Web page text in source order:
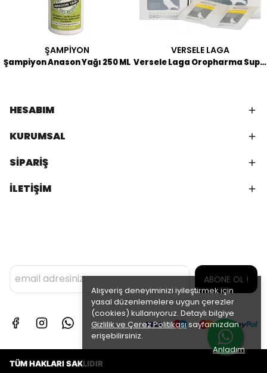
Alışveriş deneyiminizi iyileştirmek için
yasal düzenlemelere uygun çerezler
(cookies) kullanıyoruz. Detaylı bilgiye
Gizlilik ve Çerez Politikasısayfamızdan
erişebilirsiniz.
Anladım
ŞAMPİYON
Şampiyon Anason Yağı 250 ML
VERSELE LAGA
Versele Laga Oropharma Supervit Güvercin Vitamin-iz Element Karışımı (40 Adet)
HESABIM
KURUMSAL
SİPARİŞ
İLETİŞİM
ABONE OL !
TÜM HAKLARI SAKLIDIR